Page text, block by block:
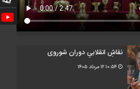
نقاشِ انقلابیِ دوران شوروی
۱۲ مرداد ۱۴۰۵